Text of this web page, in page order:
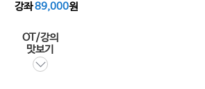
강좌89,000원
OT/강의
맛보기